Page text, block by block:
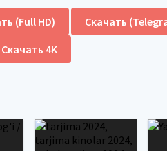
(Full HD)
Скачать
Скачать 4K